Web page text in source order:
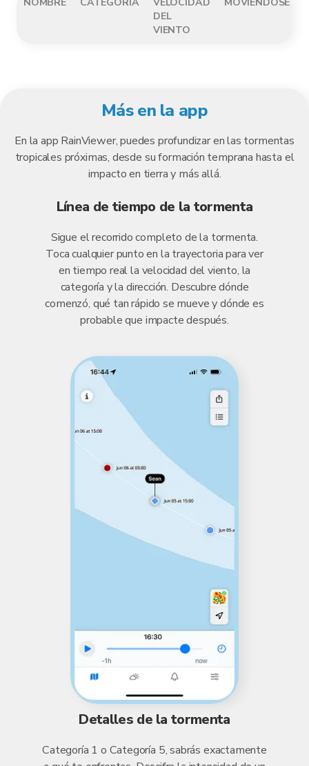
DEL
VIENTO
Más en la app
En la app RainViewer, puedes profundizar en las tormentas
tropicales próximas, desde su formación temprana hasta el
impacto en tierra y más allá.
Línea de tiempo de la tormenta
Sigue el recorrido completo de la tormenta.
Toca cualquier punto en la trayectoria para ver
en tiempo real la velocidad del viento, la
categoría y la dirección. Descubre dónde
comenzó, qué tan rápido se mueve y dónde es
probable que impacte después.
Detalles de la tormenta
Categoría 1 o Categoría 5, sabrás exactamente